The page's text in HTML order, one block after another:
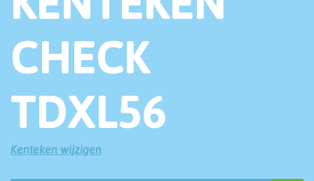
CHECK
TDXL56
Kenteken wijzigen